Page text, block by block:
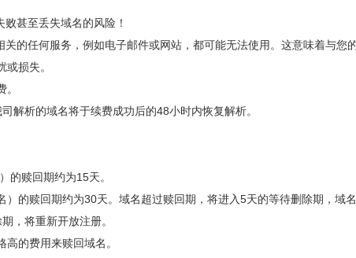
甚至丢失域名的风险！
的任何服务，例如电子邮件或网站，都可能无法使用。这意味着与您
损失。
解析的域名将于续费成功后的48小时内恢复解析。
的赎回期约为15天。
的赎回期约为30天。域名超过赎回期，将进入5天的等待删除期，域名
，将重新开放注册。
的费用来赎回域名。